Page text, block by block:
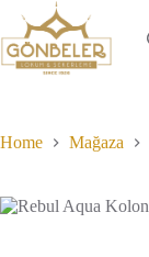
content
Home Mağaza